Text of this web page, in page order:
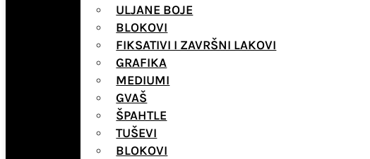
ULJANE BOJE
BLOKOVI
FIKSATIVI I ZAVRŠNI LAKOVI
GRAFIKA
MEDIUMI
GVAŠ
ŠPAHTLE
TUŠEVI
BLOKOVI